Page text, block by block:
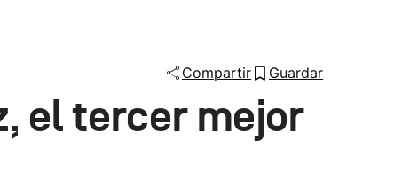
Lo último
Compartir Guardar
el tercer mejor